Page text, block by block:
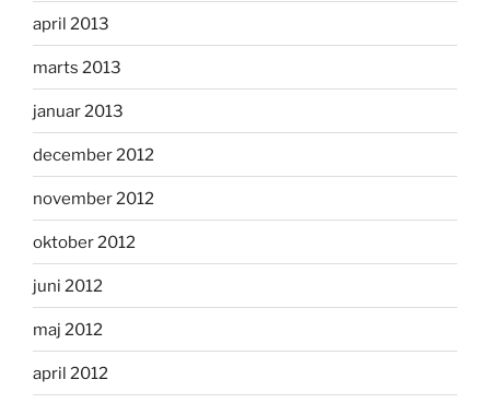
april 2013
marts 2013
januar 2013
december 2012
november 2012
oktober 2012
juni 2012
maj 2012
april 2012